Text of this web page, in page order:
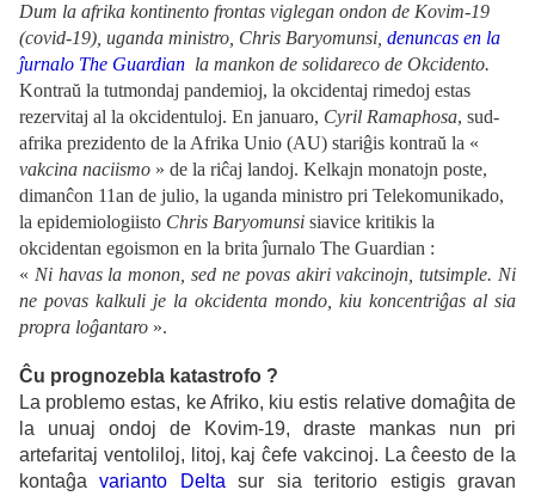
Dum la afrika kontinento frontas viglegan ondon de Kovim-19
(covid-19), uganda ministro, Chris Baryomunsi, denuncas en la
ĵurnalo The Guardian la mankon de solidareco de Okcidento.
Kontraŭ la tutmondaj pandemioj, la okcidentaj rimedoj estas
rezervitaj al la okcidentuloj. En januaro, Cyril Ramaphosa, sud-
afrika prezidento de la Afrika Unio (AU) stariĝis kontraŭ la «
vakcina naciismo » de la riĉaj landoj. Kelkajn monatojn poste,
dimanĉon 11an de julio, la uganda ministro pri Telekomunikado,
la epidemiologiisto Chris Baryomunsi siavice kritikis la
okcidentan egoismon en la brita ĵurnalo The Guardian :
« Ni havas la monon, sed ne povas akiri vakcinojn, tutsimple. Ni
ne povas kalkuli je la okcidenta mondo, kiu koncentriĝas al sia
propra loĝantaro ».
Ĉu prognozebla katastrofo ?
La problemo estas, ke Afriko, kiu estis relative domaĝita de
la unuaj ondoj de Kovim-19, draste mankas nun pri
artefaritaj ventoliloj, litoj, kaj ĉefe vakcinoj. La ĉeesto de la
kontaĝavarianto Delta sur sia teritorio estigis gravan